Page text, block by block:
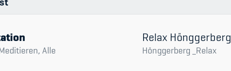
Alle
Relax Hönggerberg
Hönggerberg _Relax